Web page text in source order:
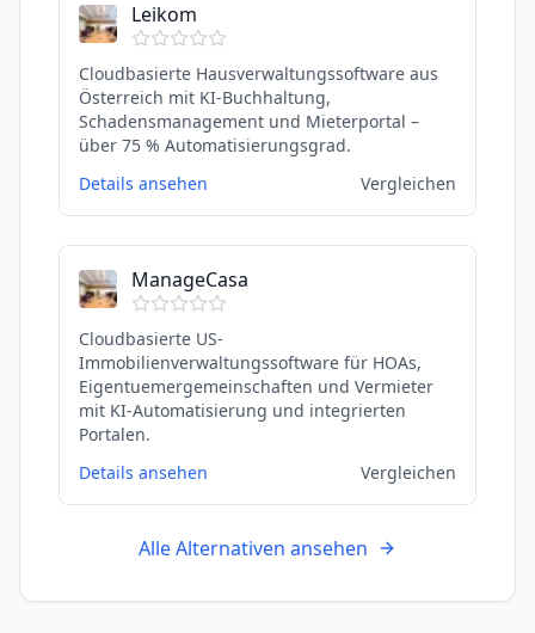
Leikom
Cloudbasierte Hausverwaltungssoftware aus
Österreich mit KI-Buchhaltung,
Schadensmanagement und Mieterportal –
über 75 % Automatisierungsgrad.
Details ansehen
Vergleichen
ManageCasa
Cloudbasierte US-
Immobilienverwaltungssoftware für HOAs,
Eigentuemergemeinschaften und Vermieter
mit KI-Automatisierung und integrierten
Portalen.
Details ansehen
Vergleichen
Alle Alternativen ansehen